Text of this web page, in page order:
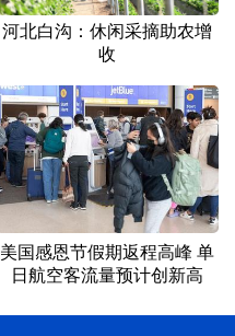
河北白沟：休闲采摘助农增
收
美国感恩节假期返程高峰 单
日航空客流量预计创新高